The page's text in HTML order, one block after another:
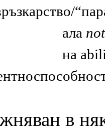
not
на
в